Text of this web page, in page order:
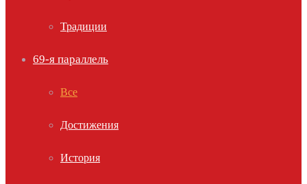
Традиции
69-я параллель
Все
Достижения
История